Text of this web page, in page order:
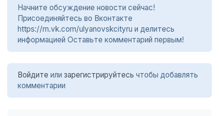
Начните обсуждение новости сейчас!
Присоединяйтесь во Вконтакте
https://m.vk.com/ulyanovskcityru и делитесь
информацией Оставьте комментарий первым!
Войдите или зарегистрируйтесь чтобы добавлять
комментарии